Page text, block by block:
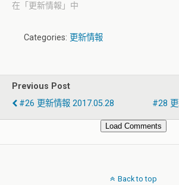
在「更新情報」中
Categories: 更新情報
Previous Post
#26 更新情報 2017.05.28
#28
Load Comments
Back to top